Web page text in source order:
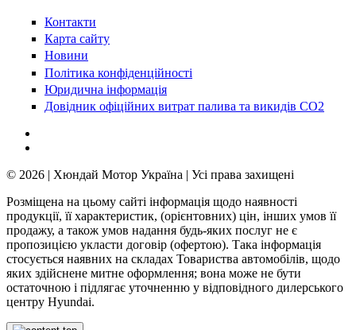
Контакти
Карта сайту
Новини
Політика конфіденційності
Юридична інформація
Довідник офіційних витрат палива та викидів СО2
© 2026 | Хюндай Мотор Україна | Усі права захищені
Розміщена на цьому сайті інформація щодо наявності
продукції, її характеристик, (орієнтовних) цін, інших умов її
продажу, а також умов надання будь-яких послуг не є
пропозицією укласти договір (офертою). Така інформація
стосується наявних на складах Товариства автомобілів, щодо
яких здійснене митне оформлення; вона може не бути
остаточною і підлягає уточненню у відповідного дилерського
центру Hyundai.